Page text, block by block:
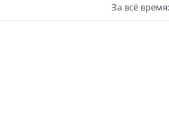
За всё время: